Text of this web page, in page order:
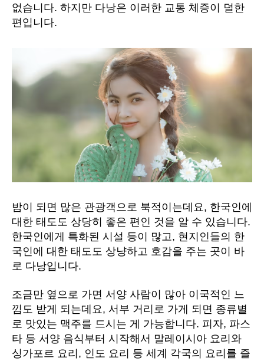
없습니다. 하지만 다낭은 이러한 교통 체증이 덜한
편입니다.
밤이 되면 많은 관광객으로 북적이는데요, 한국인에
대한 태도도 상당히 좋은 편인 것을 알 수 있습니다.
한국인에게 특화된 시설 등이 많고, 현지인들의 한
국인에 대한 태도도 상냥하고 호감을 주는 곳이 바
로 다낭입니다.
조금만 옆으로 가면 서양 사람이 많아 이국적인 느
낌도 받게 되는데요, 서부 거리로 가게 되면 종류별
로 맛있는 맥주를 드시는 게 가능합니다. 피자, 파스
타 등 서양 음식부터 시작해서 말레이시아 요리와
싱가포르 요리, 인도 요리 등 세계 각국의 요리를 즐